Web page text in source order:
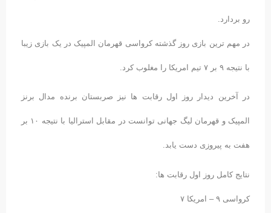
رو بردارد.
در مهم ترین بازی روز گذشته کرواسی قهرمان المپیک در یک بازی زیبا
با نتیجه ٩ بر ٧ تیم امریکا را مغلوب کرد.
در آخرین دیدار روز اول رقابت ها نیز صربستان برنده مدال برنز
المپیک و قهرمان لیگ جهانی توانست در مقابل استرالیا با نتیجه ١۰ بر
هفت به پیروزی دست یابد.
نتایج کامل روز اول رقابت ها:
کرواسی ٩ – امریکا ٧